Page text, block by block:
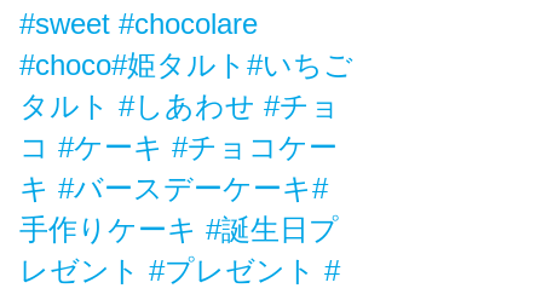
#sweet #chocolare
#choco#姫タルト#いちご
タルト #しあわせ #チョ
コ #ケーキ #チョコケー
キ #バースデーケーキ#
手作りケーキ #誕生日プ
レゼント #プレゼント #